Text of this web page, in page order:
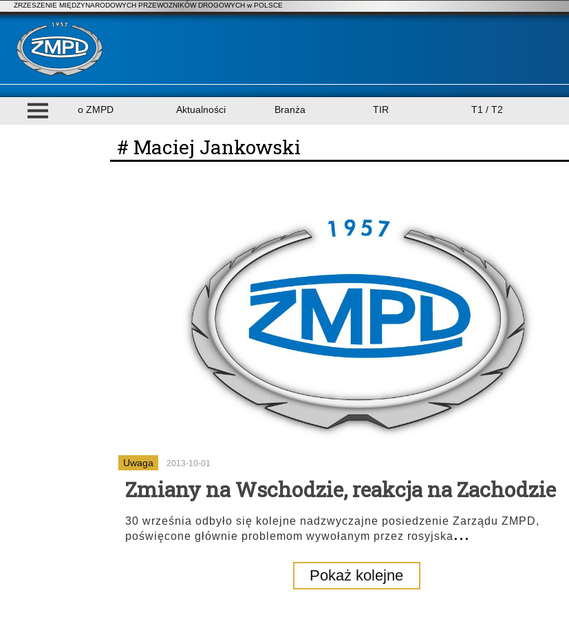
ZRZESZENIE MIĘDZYNARODOWYCH PRZEWOZNIKÓW DROGOWYCH w POLSCE
o ZMPD Aktualności Branża TIR T1 / T2
# Maciej Jankowski
Uwaga 2013-10-01
Zmiany na Wschodzie, reakcja na Zachodzie
30 września odbyło się kolejne nadzwyczajne posiedzenie Zarządu ZMPD,
poświęcone głównie problemom wywołanym przez rosyjska...
Pokaż kolejne